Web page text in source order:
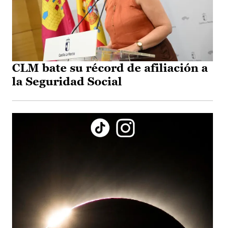
CLM bate su récord de afiliación a
la Seguridad Social